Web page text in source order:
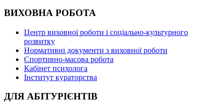
ВИХОВНА РОБОТА
Центр виховної роботи і соціально-культурного
розвитку
Нормативні документи з виховної роботи
Спортивно-масова робота
Кабінет психолога
Інститут кураторства
ДЛЯ АБІТУРІЄНТІВ